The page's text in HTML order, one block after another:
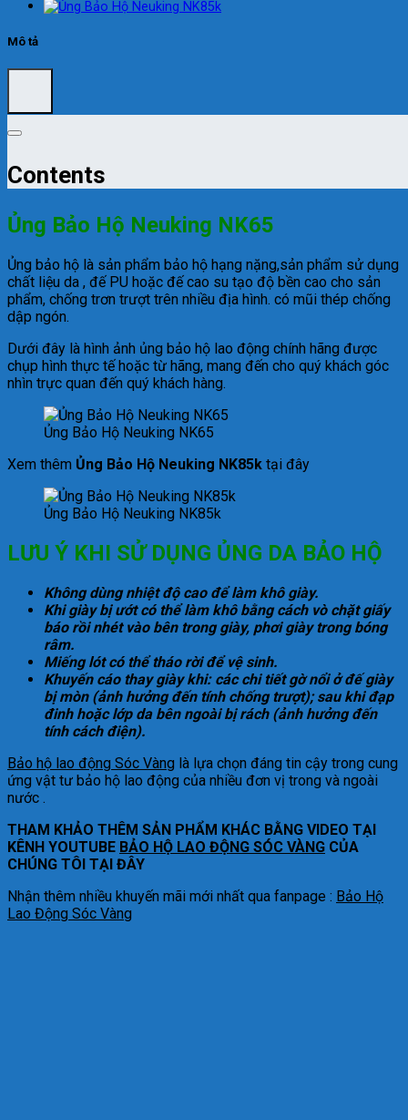
Mô tả
Contents
Ủng Bảo Hộ Neuking NK65
Ủng bảo hộ là sản phẩm bảo hộ hạng nặng,sản phẩm sử dụng
chất liệu da , đế PU hoặc đế cao su tạo độ bền cao cho sản
phẩm, chống trơn trượt trên nhiều địa hình. có mũi thép chống
dập ngón.
Dưới đây là hình ảnh ủng bảo hộ lao động chính hãng được
chụp hình thực tế hoặc từ hãng, mang đến cho quý khách góc
nhìn trực quan đến quý khách hàng.
Ủng Bảo Hộ Neuking NK65
Xem thêm Ủng Bảo Hộ Neuking NK85k tại đây
Ủng Bảo Hộ Neuking NK85k
LƯU Ý KHI SỬ DỤNG ỦNG DA BẢO HỘ
Không dùng nhiệt độ cao để làm khô giày.
Khi giày bị ướt có thể làm khô bằng cách vò chặt giấy
báo rồi nhét vào bên trong giày, phơi giày trong bóng
râm.
Miếng lót có thể tháo rời để vệ sinh.
Khuyến cáo thay giày khi: các chi tiết gờ nổi ở đế giày
bị mòn (ảnh hưởng đến tính chống trượt); sau khi đạp
đinh hoặc lớp da bên ngoài bị rách (ảnh hưởng đến
tính cách điện).
Bảo hộ lao động Sóc Vàng là lựa chọn đáng tin cậy trong cung
ứng vật tư bảo hộ lao động của nhiều đơn vị trong và ngoài
nước .
THAM KHẢO THÊM SẢN PHẨM KHÁC BẰNG VIDEO TẠI
KÊNH YOUTUBE BẢO HỘ LAO ĐỘNG SÓC VÀNG CỦA
CHÚNG TÔI TẠI ĐÂY
Nhận thêm nhiều khuyến mãi mới nhất qua fanpage : Bảo Hộ
Lao Động Sóc Vàng